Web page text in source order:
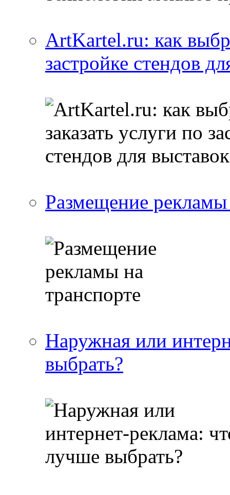
ArtKartel.ru: как
застройке стендов
Размещение рекламы
Наружная или
выбрать?